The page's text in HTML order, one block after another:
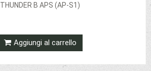
THUNDER B APS (AP-S1)
Aggiungi al carrello